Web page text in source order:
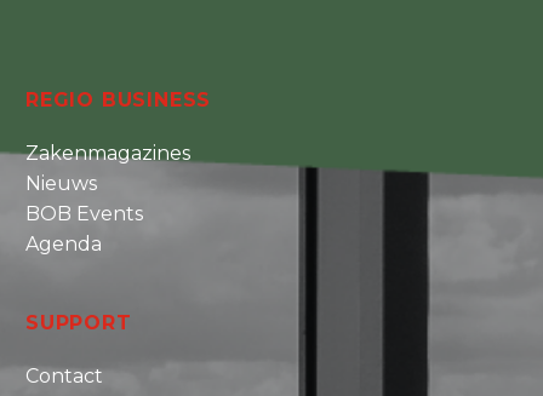
REGIO BUSINESS
Zakenmagazines
Nieuws
BOB Events
Agenda
SUPPORT
Contact